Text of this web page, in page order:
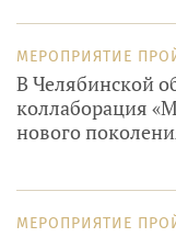
МЕРОПРИЯТИЕ
В Челябинской
коллаборация
нового
МЕРОПРИЯТИЕ